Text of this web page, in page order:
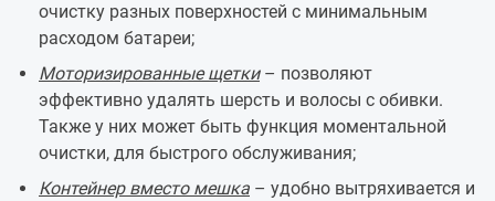
очистку разных поверхностей с минимальным
расходом батареи;
Моторизированные щетки– позволяют
эффективно удалять шерсть и волосы с обивки.
Также у них может быть функция моментальной
очистки, для быстрого обслуживания;
Контейнер вместо мешка – удобно вытряхивается и